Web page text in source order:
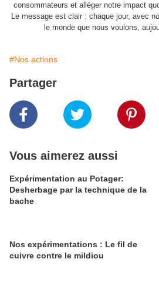
consommateurs et alléger notre impact
Le message est clair : chaque jour, avec
le monde que nous voulons,
#Nos actions
Partager
Vous aimerez aussi
Expérimentation au Potager:
Desherbage par la technique de la
bache
Nos expérimentations : Le fil de
cuivre contre le mildiou